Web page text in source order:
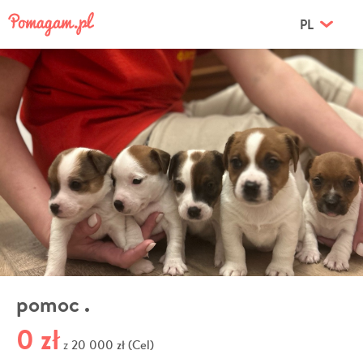
PL
pomoc .
0 zł z 20 000 zł (Cel)